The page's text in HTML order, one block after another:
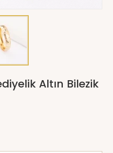
Altın Bilezik